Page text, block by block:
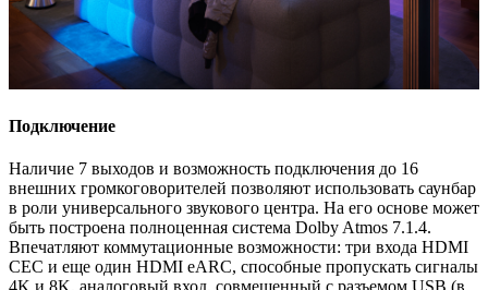
Подключение
Наличие 7 выходов и возможность подключения до 16
внешних громкоговорителей позволяют использовать саунбар
в роли универсального звукового центра. На его основе может
быть построена полноценная система Dolby Atmos 7.1.4.
Впечатляют коммутационные возможности: три входа HDMI
CEC и еще один HDMI eARC, способные пропускать сигналы